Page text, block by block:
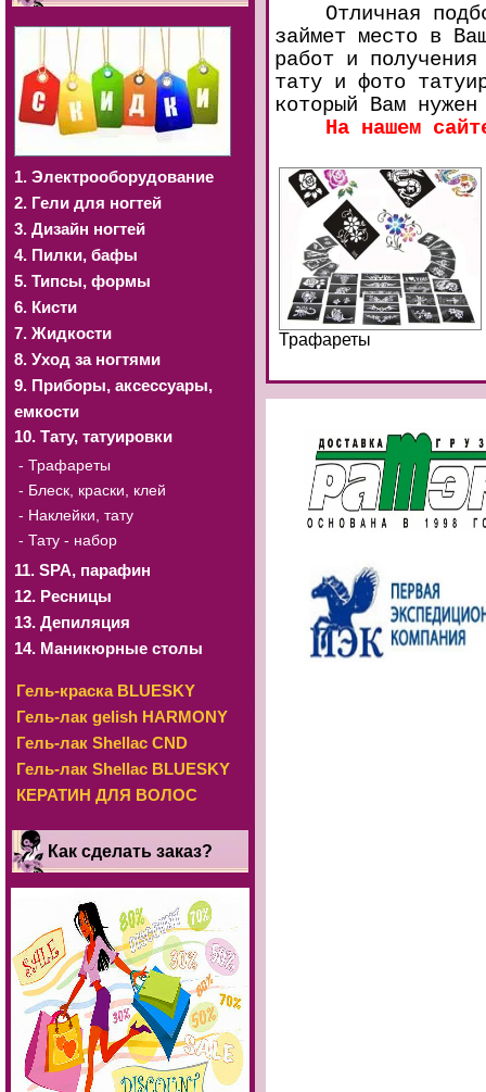
1. Электрооборудование
2. Гели для ногтей
3. Дизайн ногтей
4. Пилки, бафы
5. Типсы, формы
6. Кисти
7. Жидкости
8. Уход за ногтями
9. Приборы, аксессуары,
емкости
10. Тату, татуировки
- Трафареты
- Блеск, краски, клей
- Наклейки, тату
- Тату - набор
11. SРА, парафин
12. Ресницы
13. Депиляция
14. Маникюрные столы
Гель-краска BLUESKY
Гель-лак gelish HARMONY
Гель-лак Shellac CND
Гель-лак Shellac BLUESKY
КЕРАТИН ДЛЯ ВОЛОС
Как сделать заказ?
Отличная
займет место в
работ и
тату и фото
который Вам
На нашем
Трафареты